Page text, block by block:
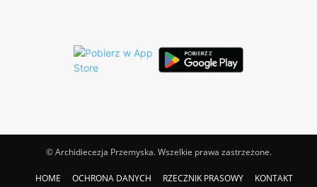
© Archidiecezja Przemyska. Wszelkie prawa zastrzeżone.
HOME OCHRONA DANYCH RZECZNIK PRASOWY KONTAKT